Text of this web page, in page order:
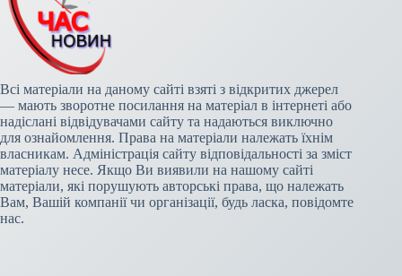
Всі матеріали на даному сайті взяті з відкритих джерел
— мають зворотне посилання на матеріал в інтернеті або
надіслані відвідувачами сайту та надаються виключно
для ознайомлення. Права на матеріали належать їхнім
власникам. Адміністрація сайту відповідальності за зміст
матеріалу несе. Якщо Ви виявили на нашому сайті
матеріали, які порушують авторські права, що належать
Вам, Вашій компанії чи організації, будь ласка, повідомте
нас.